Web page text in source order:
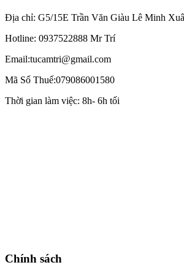
Địa chỉ: G5/15E Trần Văn Giàu Lê Minh
Hotline: 0937522888 Mr Trí
Email:tucamtri@gmail.com
Mã Số Thuế:079086001580
Thời gian làm việc: 8h- 6h tối
Chính sách